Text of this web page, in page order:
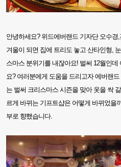
안녕하세요?위드에버랜드 기자단 오수경
겨울이 되면 집에 트리도 놓고 산타인형
스마스 분위기를 내잖아요! 벌써 12월인데
요? 여러분에게 도움을 드리고자 에버랜
는 벌써 크리스마스 시즌을 맞아 옷을 싹
르게 바뀌는 기프트샵은 어떻게 바뀌었을
부로 향했습니다.